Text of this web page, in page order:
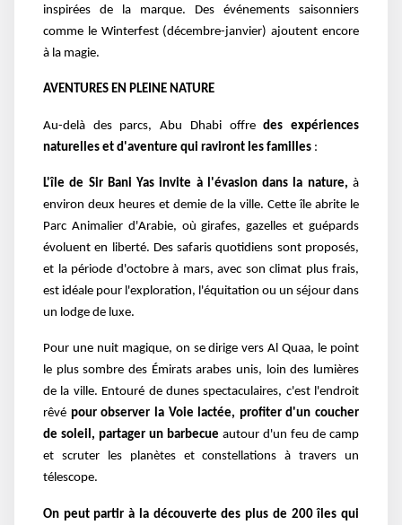
inspirées de la marque. Des événements saisonniers
comme le Winterfest (décembre-janvier) ajoutent encore
à la magie.
AVENTURES EN PLEINE NATURE
Au-delà des parcs, Abu Dhabi offredes expériences
naturelles et d'aventure qui raviront les familles :
L'île de Sir Bani Yas invite à l'évasion dans la nature, à
environ deux heures et demie de la ville. Cette île abrite le
Parc Animalier d'Arabie, où girafes, gazelles et guépards
évoluent en liberté. Des safaris quotidiens sont proposés,
et la période d'octobre à mars, avec son climat plus frais,
est idéale pour l'exploration, l'équitation ou un séjour dans
un lodge de luxe.
Pour une nuit magique, on se dirige vers Al Quaa, le point
le plus sombre des Émirats arabes unis, loin des lumières
de la ville. Entouré de dunes spectaculaires, c'est l'endroit
rêvé pour observer la Voie lactée, profiter d'un coucher
de soleil, partager un barbecue autour d'un feu de camp
et scruter les planètes et constellations à travers un
télescope.
On peut partir à la découverte des plus de 200 îles qui